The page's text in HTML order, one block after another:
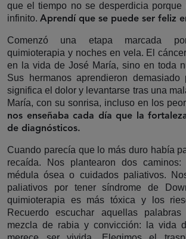
que el tiempo no se desperdicia porque
infinito. Aprendí que se puede ser feliz
Comenzó una etapa marcada
quimioterapia y noches en vela. El
en la vida de José María, sino en toda
Sus hermanos aprendieron demasiado
significa el dolor y levantarse tras una
María, con su sonrisa, incluso en los
nos enseñaba cada día que la
de diagnósticos.
Cuando parecía que lo más duro había
recaída. Nos plantearon dos caminos:
médula ósea o cuidados paliativos.
paliativos por tener síndrome de
quimioterapia es más tóxica y los
Recuerdo escuchar aquellas
mezcla de rabia y convicción: la vida